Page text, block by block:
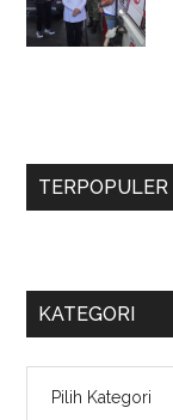
TERPOPULER
KATEGORI